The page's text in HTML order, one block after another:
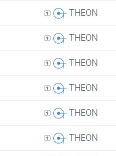
등록자THEON
등록자THEON
등록자THEON
등록자THEON
등록자THEON
등록자THEON